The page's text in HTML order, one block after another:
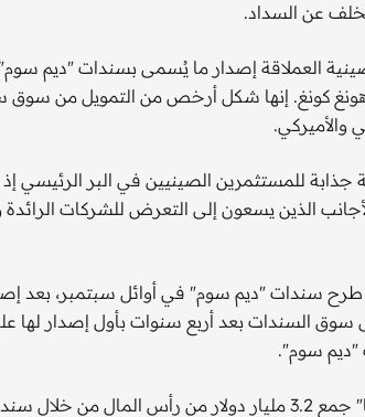
عن السداد.
العملاقة إصدار ما يُسمى بسندات "ديم
هونغ كونغ. إنها شكل أرخص من التمويل من سوق
والأميركي.
للمستثمرين الصينيين في البر الرئيسي
الذين يسعون إلى التعرض للشركات الرائدة
السندات بعد أربع سنوات بأول إصدار لها
"ديم سوم".
من ناحية أخرى، اختارت "علي بابا" جمع 3.2 مليار دولار من